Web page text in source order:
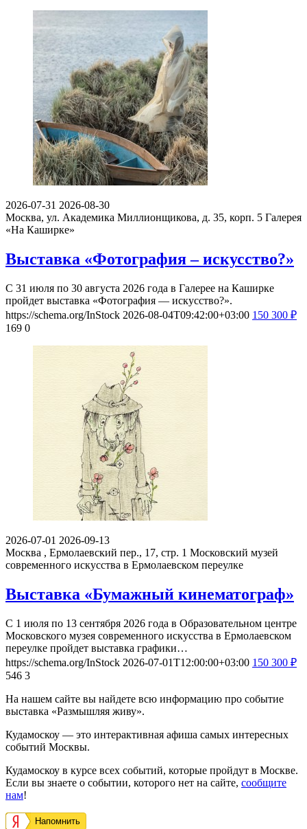
2026-07-31 2026-08-30
Москва, ул. Академика Миллионщикова, д. 35, корп. 5 Галерея
«На Каширке»
Выставка «Фотография – искусство?»
С 31 июля по 30 августа 2026 года в Галерее на Каширке
пройдет выставка «Фотография — искусство?».
https://schema.org/InStock 2026-08-04T09:42:00+03:00 150 300 ₽
169 0
2026-07-01 2026-09-13
Москва , Ермолаевский пер., 17, стр. 1 Московский музей
современного искусства в Ермолаевском переулке
Выставка «Бумажный кинематограф»
С 1 июля по 13 сентября 2026 года в Образовательном центре
Московского музея современного искусства в Ермолаевском
переулке пройдет выставка графики…
https://schema.org/InStock 2026-07-01T12:00:00+03:00 150 300 ₽
546 3
На нашем сайте вы найдете всю информацию про событие
выставка «Размышляя живу».
Кудамоскоу — это интерактивная афиша самых интересных
событий Москвы.
Кудамоскоу в курсе всех событий, которые пройдут в Москве.
Если вы знаете о событии, которого нет на сайте, сообщите
нам!
Напомнить